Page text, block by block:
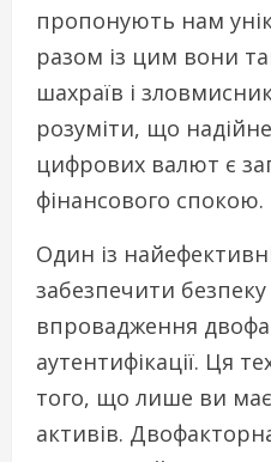
пропонують нам
разом із цим вони
шахраїв і
розуміти, що
цифрових валют є
фінансового спокою.
Один із
забезпечити безпеку
впровадження
аутентифікації. Ця
того, що лише ви
активів.